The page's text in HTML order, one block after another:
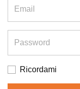
Email
Password
Ricordami